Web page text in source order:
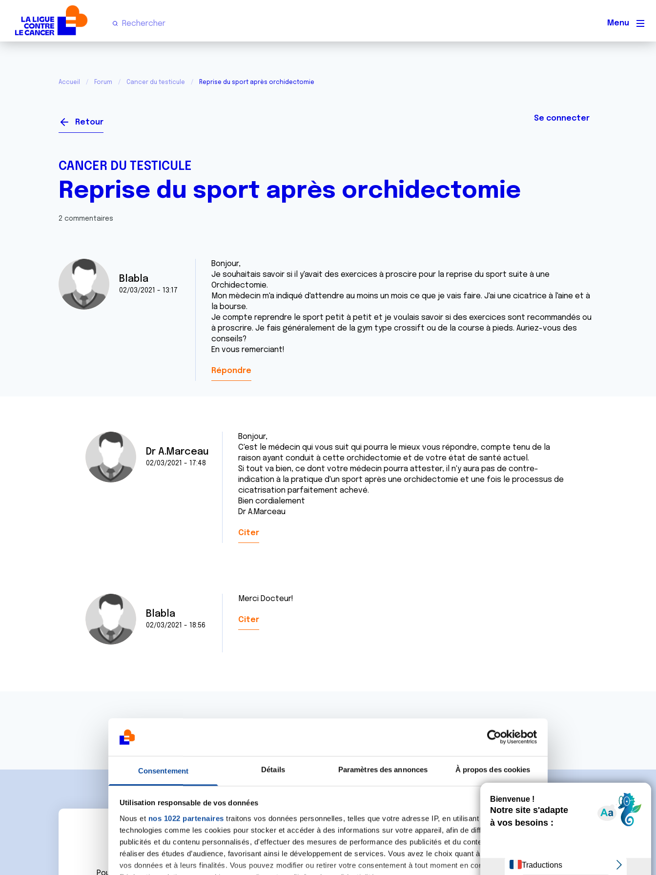
Consentement Détails Paramètres des annonces À propos des cookies
Utilisation responsable de vos données
Nous et nos 1022 partenaires traitons vos données personnelles, telles que votre adresse IP, en utilisant des
technologies comme les cookies pour stocker et accéder à des informations sur votre appareil, afin de diffuser des
publicités et du contenu personnalisés, d'effectuer des mesures de performance des publicités et du contenu, ainsi que de
réaliser des études d’audience, favorisant ainsi le développement de services. Vous avez le choix quant à l'utilisation de
vos données et à leurs finalités. Vous pouvez modifier ou retirer votre consentement à tout moment en consultant la
Menu
Accueil Forum Cancer du testicule Reprise du sport après orchidectomie
Retour Se connecter
CANCER DU TESTICULE
Reprise du sport après orchidectomie
2 commentaires
Blabla
02/03/2021 - 13:17
Bonjour,
Je souhaitais savoir si il y'avait des exercices à proscire pour la reprise du sport suite à une
Orchidectomie.
Mon mèdecin m'a indiqué d'attendre au moins un mois ce que je vais faire. J'ai une cicatrice à l'aine et à
la bourse.
Je compte reprendre le sport petit à petit et je voulais savoir si des exercices sont recommandés ou
à proscrire. Je fais généralement de la gym type crossift ou de la course à pieds. Auriez-vous des
conseils?
En vous remerciant!
Répondre
Dr A.Marceau
02/03/2021 - 17:48
Bonjour,
C'est le médecin qui vous suit qui pourra le mieux vous répondre, compte tenu de la
raison ayant conduit à cette orchidectomie et de votre état de santé actuel.
Si tout va bien, ce dont votre médecin pourra attester, il n'y aura pas de contre-
indication à la pratique d'un sport après une orchidectomie et une fois le processus de
cicatrisation parfaitement achevé.
Bien cordialement
Dr A.Marceau
Citer
Blabla
02/03/2021 - 18:56
Merci Docteur!
Citer
Ecrire un commentaire
Pour écrire un commentaire ou lancer une nouvelle discussion vous aurez besoin de vous connecter ou de créer un compte.